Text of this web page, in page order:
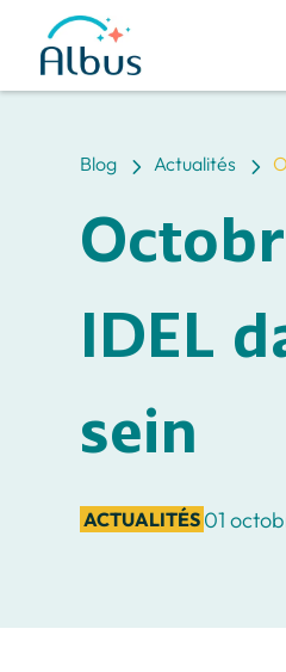
Blog 5 Actualités 5
IDEL
sein
ACTUALITÉS 01